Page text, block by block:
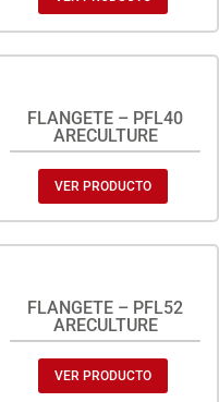
FLANGETE – PFL40
ARECULTURE
VER PRODUCTO
FLANGETE – PFL52
ARECULTURE
VER PRODUCTO